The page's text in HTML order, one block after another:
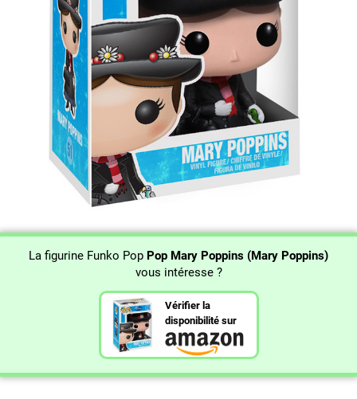
La figurine Funko Pop Pop Mary Poppins (Mary Poppins)
vous intéresse ?
Vérifier la
disponibilité sur